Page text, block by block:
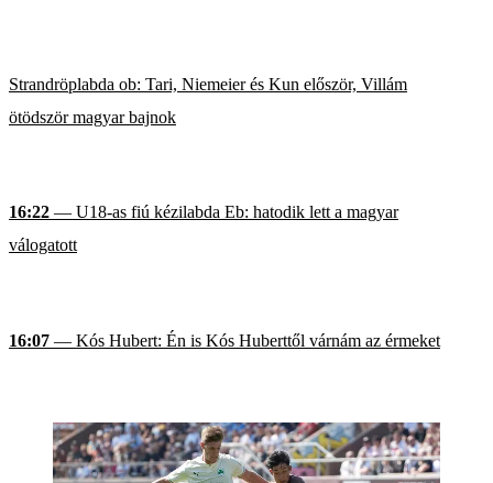
Strandröplabda ob: Tari, Niemeier és Kun először, Villám
ötödször magyar bajnok
16:22 — U18-as fiú kézilabda Eb: hatodik lett a magyar
válogatott
16:07 — Kós Hubert: Én is Kós Huberttől várnám az érmeket